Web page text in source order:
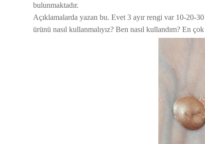
bulunmaktadır.
Açıklamalarda yazan bu. Evet 3 ayır rengi var 10-20-
ürünü nasıl kullanmalıyız? Ben nasıl kullandım? En